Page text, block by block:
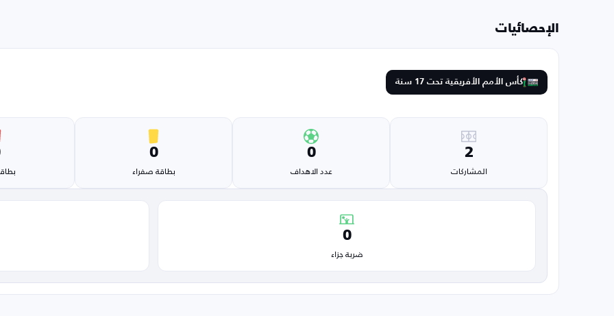
الإحصائيات
كأس الأمم الأفريقية تحت 17 سنة
2
المشاركات
0
عدد الاهداف
0
بطاقة صفراء
0
ضربة جزاء